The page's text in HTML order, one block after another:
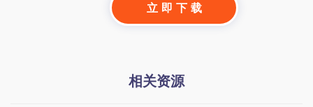
立 即 下 载
相关资源